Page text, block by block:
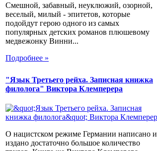
Смешной, забавный, неуклюжий, озорной,
веселый, милый - эпитетов, которые
подойдут герою одного из самых
популярных детских романов плюшевому
медвежонку Винни...
Подробнее »
"Язык Третьего рейха. Записная книжка
филолога" Виктора Клемперера
О нацистском режиме Германии написано и
издано достаточно большое количество